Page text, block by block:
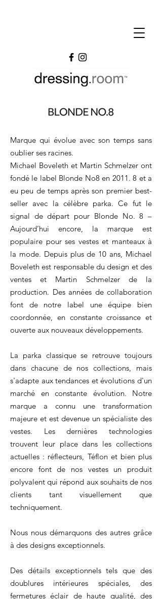
Marque qui évolue avec son temps sans
oublier ses racines.
Michael Boveleth et Martin Schmelzer ont
fondé le label Blonde No8 en 2011. 8 et a
eu peu de temps après son premier best-
seller avec la célèbre parka. Ce fut le
signal de départ pour Blonde No. 8 –
Aujourd’hui encore, la marque est
populaire pour ses vestes et manteaux à
la mode. Depuis plus de 10 ans, Michael
Boveleth est responsable du design et des
ventes et Martin Schmelzer de la
production. Des années de collaboration
font de notre label une équipe bien
coordonnée, en constante croissance et
ouverte aux nouveaux développements.
La parka classique se retrouve toujours
dans chacune de nos collections, mais
s'adapte aux tendances et évolutions d'un
marché en constante évolution. Notre
marque a connu une transformation
majeure et est devenue un spécialiste des
vestes. Les dernières technologies
trouvent leur place dans les collections
actuelles : réflecteurs, Téflon et bien plus
encore font de nos vestes un produit
polyvalent qui répond aux souhaits de nos
clients tant visuellement que
techniquement.
Nous nous démarquons des autres grâce
à des designs exceptionnels.
Des détails exceptionnels tels que des
doublures intérieures spéciales, des
fermetures éclair de haute qualité, des